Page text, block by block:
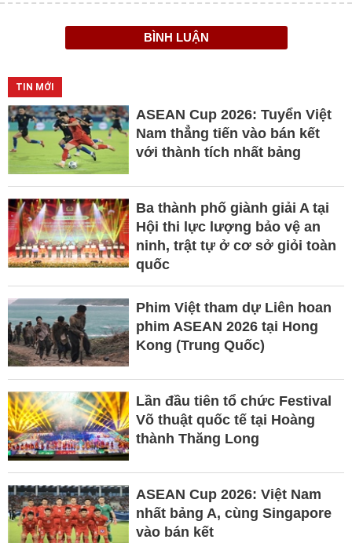
BÌNH LUẬN
TIN MỚI
ASEAN Cup 2026: Tuyển Việt
Nam thẳng tiến vào bán kết
với thành tích nhất bảng
Ba thành phố giành giải A tại
Hội thi lực lượng bảo vệ an
ninh, trật tự ở cơ sở giỏi toàn
quốc
Phim Việt tham dự Liên hoan
phim ASEAN 2026 tại Hong
Kong (Trung Quốc)
Lần đầu tiên tổ chức Festival
Võ thuật quốc tế tại Hoàng
thành Thăng Long
ASEAN Cup 2026: Việt Nam
nhất bảng A, cùng Singapore
vào bán kết